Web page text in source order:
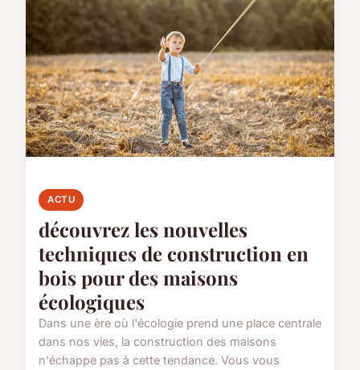
ACTU
découvrez les nouvelles
techniques de construction en
bois pour des maisons
écologiques
Dans une ère où l'écologie prend une place centrale
dans nos vies, la construction des maisons
n'échappe pas à cette tendance. Vous vous